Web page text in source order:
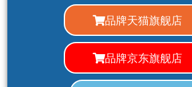
品牌天猫旗舰店
品牌京东旗舰店